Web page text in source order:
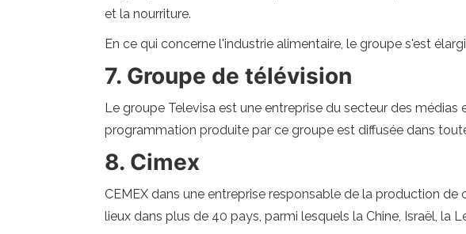
et la nourriture.
En ce qui concerne l'industrie alimentaire, le groupe s'est
7. Groupe de télévision
Le groupe Televisa est une entreprise du secteur des
programmation produite par ce groupe est diffusée dans
8. Cimex
CEMEX dans une entreprise responsable de la production
lieux dans plus de 40 pays, parmi lesquels la Chine, Israël, la